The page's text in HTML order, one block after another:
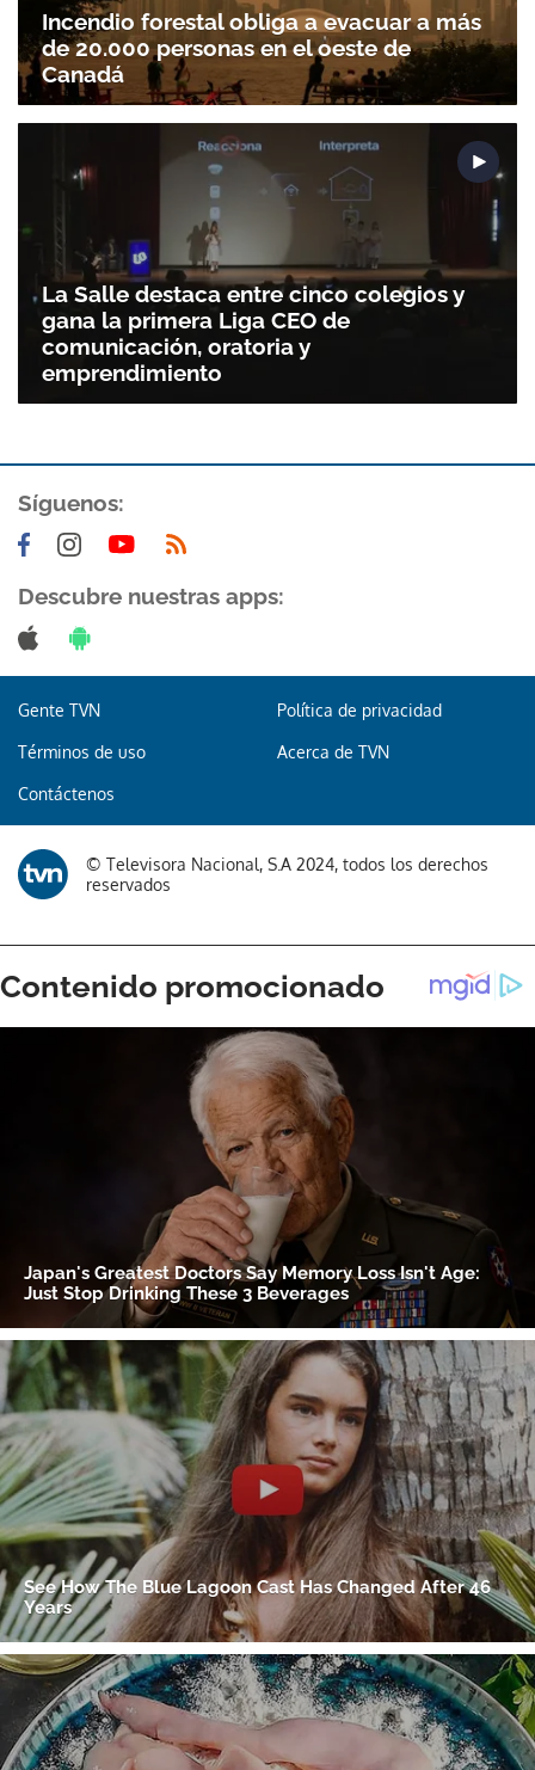
Gracias por suscribirte a nuestro boletín.
Incendio forestal obliga a evacuar a más
de 20.000 personas en el oeste de
Canadá
La Salle destaca entre cinco colegios y
gana la primera Liga CEO de
comunicación, oratoria y
emprendimiento
Síguenos:
Descubre nuestras apps:
Gente TVN Política de privacidad
Términos de uso Acerca de TVN
Contáctenos
© Televisora Nacional, S.A 2024, todos los derechos
reservados